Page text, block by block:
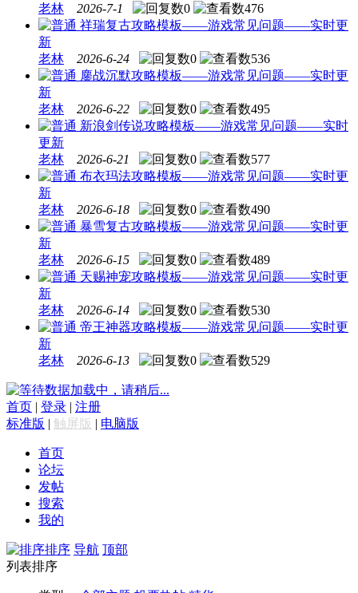
老林
2026-7-1 0
476
祥瑞复古攻略模板——游戏常见问题——实时更
新
老林
2026-6-24 0
536
鏖战沉默攻略模板——游戏常见问题——实时更
新
老林
2026-6-22 0
495
新浪剑传说攻略模板——游戏常见问题——实时
更新
老林
2026-6-21 0
577
布衣玛法攻略模板——游戏常见问题——实时更
新
老林
2026-6-18 0
490
暴雪复古攻略模板——游戏常见问题——实时更
新
老林
2026-6-15 0
489
天赐神宠攻略模板——游戏常见问题——实时更
新
老林
2026-6-14 0
530
帝王神器攻略模板——游戏常见问题——实时更
新
老林
2026-6-13 0 529
数据加载中，请稍后...
首页 | 登录 | 注册
标准版 | 触屏版 | 电脑版
首页
论坛
发帖
搜索
我的
排序 导航 顶部
列表排序